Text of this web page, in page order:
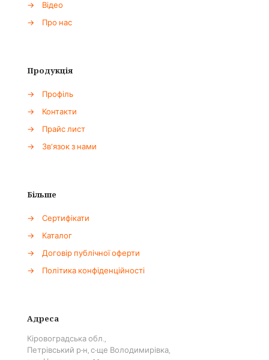
→
Відео
→
Про нас
Продукція
→
Профіль
→
Контакти
→
Прайс лист
→
Зв'язок з нами
Більше
→
Сертифікати
→
Каталог
→
Договір публічної оферти
→
Політика конфіденційності
Адреса
Кіровоградська обл.,
Петрівський р-н, с-ще Володимирівка,